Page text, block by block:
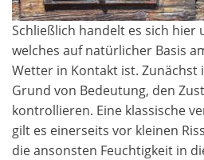
Schließlich handelt es sich hier
welches auf natürlicher Basis
Wetter in Kontakt ist. Zunächst
Grund von Bedeutung, den
kontrollieren. Eine klassische
gilt es einerseits vor kleinen
die ansonsten Feuchtigkeit in